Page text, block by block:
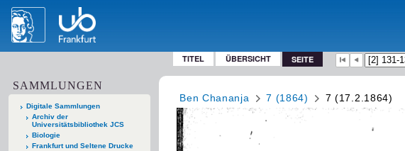
TITEL ÜBERSICHT SEITE
SAMMLUNGEN
Digitale Sammlungen
Archiv der
Universitätsbibliothek JCS
Biologie
Frankfurt und Seltene Drucke
Ben Chananja 7 (1864) 7 (17.2.1864)